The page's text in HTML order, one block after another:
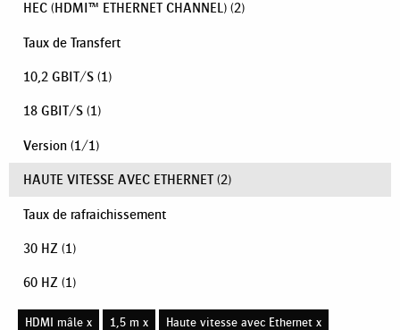
HEC (HDMI™ ETHERNET CHANNEL) (2)
Taux de Transfert
10,2 GBIT/S (1)
18 GBIT/S (1)
Version (1/1)
HAUTE VITESSE AVEC ETHERNET (2)
Taux de rafraichissement
30 HZ (1)
60 HZ (1)
HDMI mâle x 1,5 m x Haute vitesse avec Ethernet x